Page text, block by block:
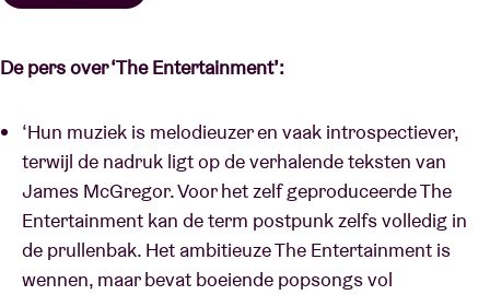
De pers over ‘The Entertainment’:
‘Hun muziek is melodieuzer en vaak introspectiever,
terwijl de nadruk ligt op de verhalende teksten van
James McGregor. Voor het zelf geproduceerde The
Entertainment kan de term postpunk zelfs volledig in
de prullenbak. Het ambitieuze The Entertainment is
wennen, maar bevat boeiende popsongs vol